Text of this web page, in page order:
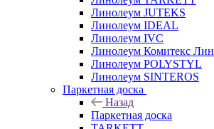
Линолеум JUTEKS
Линолеум IDEAL
Линолеум IVC
Линолеум Комитекс Лин
Линолеум POLYSTYL
Линолеум SINTEROS
Паркетная доска
Назад
Паркетная доска